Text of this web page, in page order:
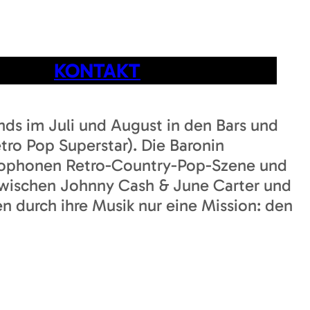
KONTAKT
im Juli und August in den Bars und
Pop Superstar). Die Baronin
Retro-Country-Pop-Szene und
Johnny Cash & June Carter und
durch ihre Musik nur eine Mission: den